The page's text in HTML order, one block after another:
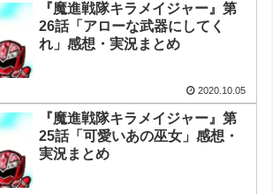
『魔進戦隊キラメイジャー』第
26話「アローな武器にしてく
れ」感想・実況まとめ
2020.10.05
『魔進戦隊キラメイジャー』第
25話「可愛いあの巫女」感想・
実況まとめ